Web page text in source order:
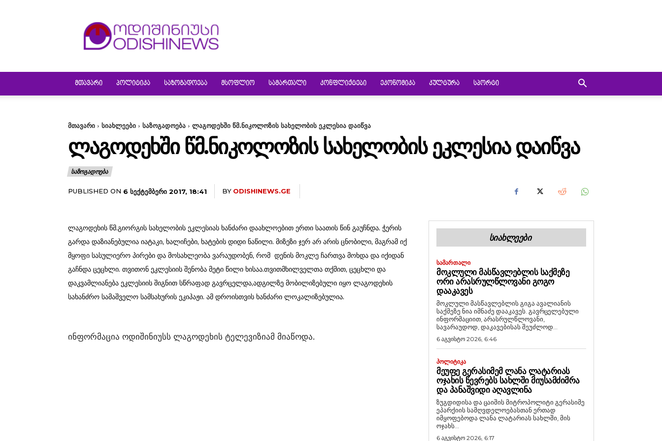
ᲛᲗᲐᲕᲐᲠᲘ ᲞᲝᲚᲘᲢᲘᲙᲐ ᲡᲐᲖᲝᲒᲐᲓᲝᲔᲑᲐ ᲛᲡᲝᲤᲚᲘᲝ ᲡᲐᲛᲐᲠᲗᲐᲚᲘ ᲙᲝᲜᲤᲚᲘᲥᲢᲔᲑᲘ ᲔᲙᲝᲜᲝᲛᲘᲙᲐ ᲙᲣᲚᲢᲣᲠᲐ ᲡᲞᲝᲠᲢᲘ
მთავარი სიახლეები საზოგადოება ლაგოდეხში წმ.ნიკოლოზის სახელობის ეკლესია დაიწვა
ᲚᲐᲒᲝᲓᲔᲮᲨᲘ ᲬᲛ.ᲜᲘᲙᲝᲚᲝᲖᲘᲡ ᲡᲐᲮᲔᲚᲝᲑᲘᲡ ᲔᲙᲚᲔᲡᲘᲐ ᲓᲐᲘᲬᲕᲐ
ᲡᲐᲖᲝᲒᲐᲓᲝᲔᲑᲐ
PUBLISHED ON 6 ᲡᲔᲥᲢᲔᲛᲑᲔᲠᲘ 2017, 18:41 BY ODISHINEWS.GE
ლაგოდეხის წმ.გიორგის სახელობის ეკლესიას ხანძარი დაახლოებით ერთი საათის წინ გაუჩნდა. ჭერის
გარდა დაზიანებულია იატაკი, ხალიჩები, ხატების დიდი ნაწილი. მიზეზი ჯერ არ არის ცნობილი, მაგრამ იქ
მყოფი სასულიერო პირები და მოსახლეობა ვარაუდობენ, რომ დენის მოკლე ჩართვა მოხდა და იქიდან
გაჩნდა ცეცხლი. თვითონ ეკლესიის შენობა მეტი წილი ხისაა.თვითმხილველთა თქმით, ცეცხლი და
დაკვამლიანება ეკლესიის შიგნით სწრაფად გავრცელდა,ადგილზე მობილიზებული იყო ლაგოდეხის
სახანძრო სამაშველო სამსახურის ეკიპაჟი. ამ დროისთვის ხანძარი ლოკალიზებულია.
ინფორმაცია ოდიშინიუსს ლაგოდეხის ტელევიზიამ მიაწოდა.
ᲡᲘᲐᲮᲚᲔᲔᲑᲘ
ᲡᲐᲛᲐᲠᲗᲐᲚᲘ
ᲛᲝᲙᲚᲣᲚᲘ ᲛᲐᲡᲬᲐᲕᲚᲔᲑᲚᲘᲡ ᲡᲐᲥᲛᲔᲖᲔ
ᲝᲠᲘ ᲐᲠᲐᲡᲠᲣᲚᲬᲚᲝᲕᲐᲜᲘ ᲒᲝᲒᲝ
ᲓᲐᲐᲙᲐᲕᲔᲡ
მოკლული მასწავლებლის გიგა ავალიანის
საქმეზე ნია იმნაძე დააკავეს. გავრცელებული
ინფორმაციით, არასრულწლოვანი,
სავარაუდოდ, დაკავებისას შეუძლოდ...
6 აგვისტო 2026, 6:46
ᲞᲝᲚᲘᲢᲘᲙᲐ
ᲛᲔᲣᲤᲔ ᲒᲔᲠᲐᲡᲘᲛᲔᲛ ᲚᲐᲜᲐ ᲚᲐᲢᲐᲠᲘᲐᲡ
ᲝᲯᲐᲮᲘᲡ ᲬᲔᲕᲠᲔᲑᲡ ᲡᲐᲮᲚᲨᲘ ᲛᲘᲣᲡᲐᲛᲫᲘᲛᲠᲐ
ᲓᲐ ᲞᲐᲜᲐᲨᲕᲘᲓᲘ ᲐᲦᲐᲕᲚᲘᲜᲐ
ზუგდიდისა და ცაიშის მიტროპოლიტი გერასიმე
ეპარქიის სამღვდელოებასთან ერთად
იმყოფებოდა ლანა ლატარიას სახლში, მის
ოჯახს...
6 აგვისტო 2026, 6:17